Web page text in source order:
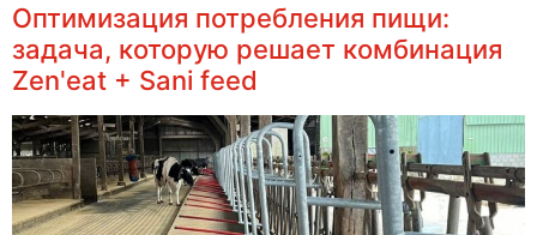
Оптимизация потребления пищи:
задача, которую решает комбинация
Zen'eat + Sani feed